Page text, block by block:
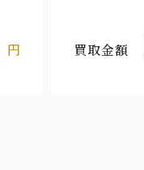
円 買取金額